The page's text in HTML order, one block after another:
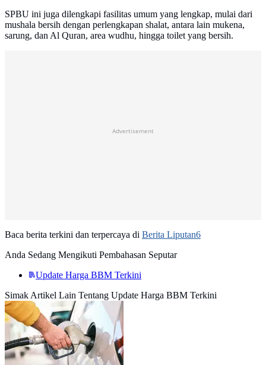
SPBU ini juga dilengkapi fasilitas umum yang lengkap, mulai dari
mushala bersih dengan perlengkapan shalat, antara lain mukena,
sarung, dan Al Quran, area wudhu, hingga toilet yang bersih.
Advertisement
Baca berita terkini dan terpercaya di Berita Liputan6
Anda Sedang Mengikuti Pembahasan Seputar
Update Harga BBM Terkini
Simak Artikel Lain Tentang Update Harga BBM Terkini